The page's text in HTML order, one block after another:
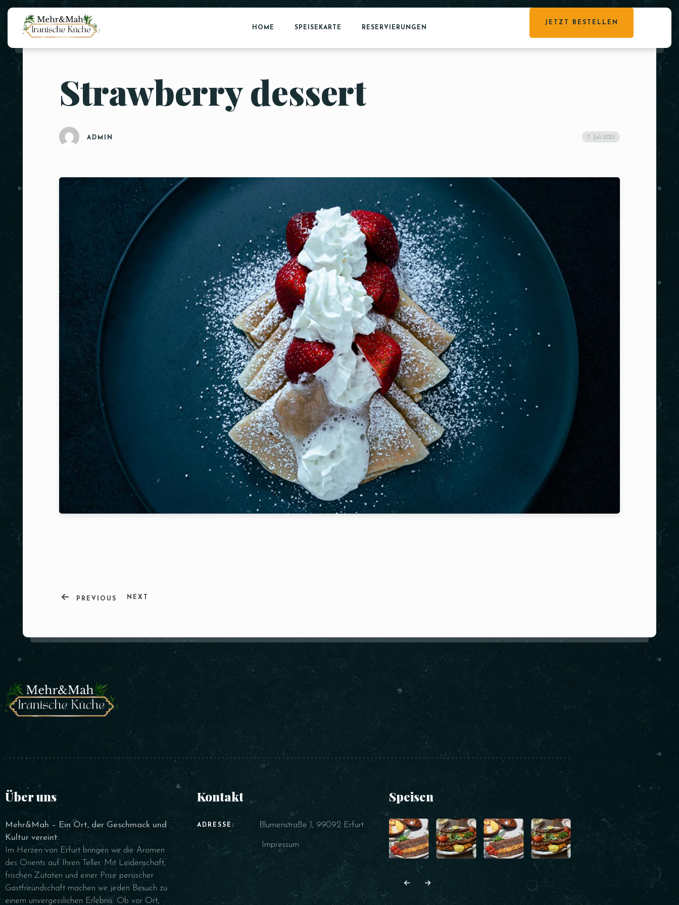
HOME SPEISEKARTE RESERVIERUNGEN
JETZT BESTELLEN
Strawberry dessert
ADMIN 7. Juli 2021
PREVIOUS NEXT
Über uns
Mehr&Mah – Ein Ort, der Geschmack und
Kultur vereint.
Im Herzen von Erfurt bringen wir die Aromen
des Orients auf Ihren Teller. Mit Leidenschaft,
frischen Zutaten und einer Prise persischer
Gastfreundschaft machen wir jeden Besuch zu
einem unvergesslichen Erlebnis. Ob vor Ort,
Kontakt
ADRESSE: Blumenstraße 1, 99092 Erfurt
Impressum
Speisen